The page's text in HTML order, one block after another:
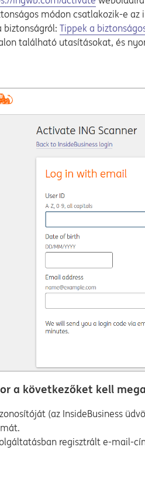
módon csatlakozik-e
biztonságról: Opens in a new tab
Tippek a
található utasításokat, és
a következőket kell
(az InsideBusiness
regisztrált e-mail-